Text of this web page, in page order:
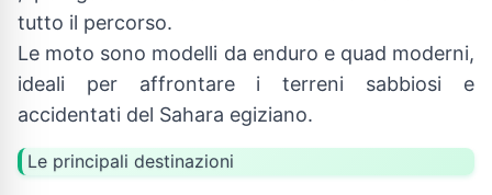
tutto il percorso.
Le moto sono modelli da enduro e quad moderni,
ideali per affrontare i terreni sabbiosi e
accidentati del Sahara egiziano.
Le principali destinazioni